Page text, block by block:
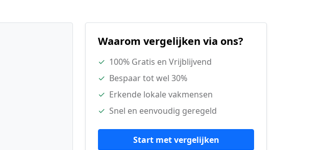
Waarom vergelijken via ons?
✓ 100% Gratis en Vrijblijvend
✓ Bespaar tot wel 30%
✓ Erkende lokale vakmensen
✓ Snel en eenvoudig geregeld
Start met vergelijken